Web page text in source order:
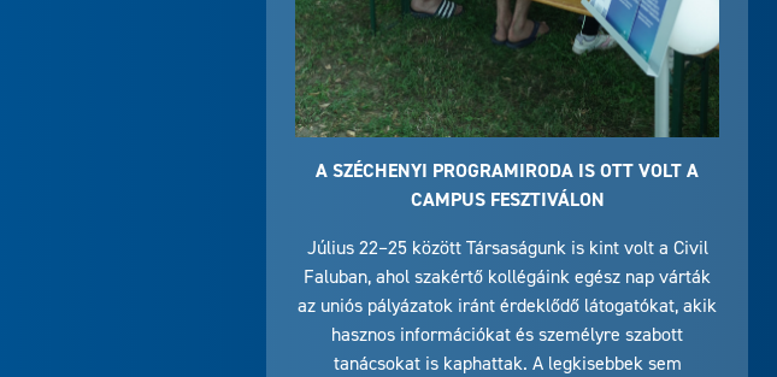
A SZÉCHENYI PROGRAMIRODA IS OTT VOLT A
CAMPUS FESZTIVÁLON
Július 22–25 között Társaságunk is kint volt a Civil
Faluban, ahol szakértő kollégáink egész nap várták
az uniós pályázatok iránt érdeklődő látogatókat, akik
hasznos információkat és személyre szabott
tanácsokat is kaphattak. A legkisebbek sem